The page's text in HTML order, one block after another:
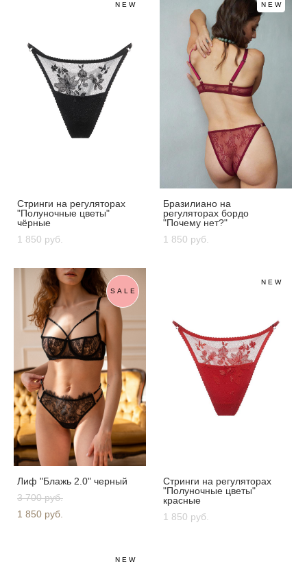
NEW
Стринги на регуляторах
"Полуночные цветы"
чёрные
1 850 pуб.
NEW
Бразилиано на
регуляторах бордо
"Почему нет?"
1 850 pуб.
SALE
Лиф "Блажь 2.0" черный
3 700 pуб.
1 850 pуб.
NEW
Стринги на регуляторах
"Полуночные цветы"
красные
1 850 pуб.
NEW